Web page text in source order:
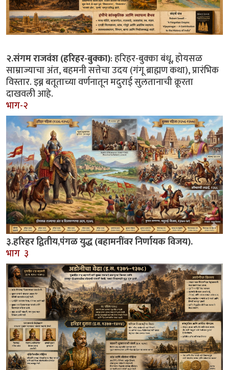
२.संगम राजवंश (हरिहर-बुक्का): हरिहर-बुक्का बंधू, होयसळ
साम्राज्याचा अंत, बहमनी सत्तेचा उदय (गंगू ब्राह्मण कथा), प्रारंभिक
विस्तार. इब्न बतूताच्या वर्णनातून मदुराई सुलतानाची क्रूरता
दाखवली आहे.
भाग-२
३.हरिहर द्वितीय,पंगळ युद्ध (बहामनींवर निर्णायक विजय).
भाग ३